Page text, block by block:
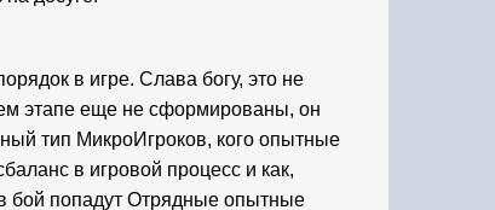
в игре. Слава богу, это не
этапе еще не сформированы, он
тип МикроИгроков, кого опытные
в игровой процесс и как,
бой попадут Отрядные опытные